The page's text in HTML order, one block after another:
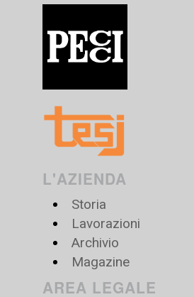
L'AZIENDA
Storia
Lavorazioni
Archivio
Magazine
AREA LEGALE